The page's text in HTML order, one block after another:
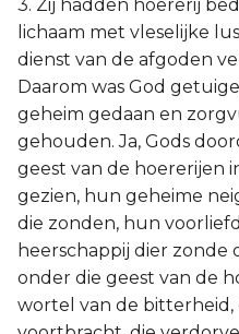
3. Zij hadden hoererij
lichaam met vleselijke
dienst van de afgoden
Daarom was God
geheim gedaan en
gehouden. Ja, Gods
geest van de hoererijen
gezien, hun geheime
die zonden, hun
heerschappij dier zonde
onder die geest van de
wortel van de bitterheid,